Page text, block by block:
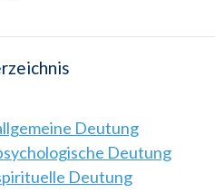
Deutung
Deutung
Deutung